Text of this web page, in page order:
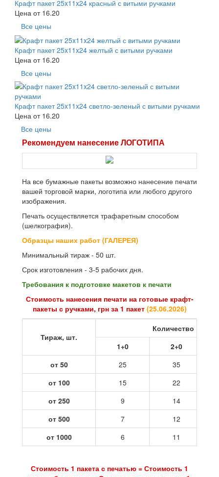
Крафт пакет 25x11x24 красный с витыми ручками
Цена от 16.20
Все цены
Крафт пакет 25x11x24 желтый с витыми ручками
Цена от 16.20
Все цены
Крафт пакет 25x11x24 светло-зеленый с витыми ручками
Цена от 16.20
Все цены
Рекомендуем нанесение ЛОГОТИПА
На все бумажные пакеты возможно нанесение печати
вашей торговой марки, логотипа или любого другого
изображения.
Печать осуществляется трафаретным способом
(шелкография).
Образцы наших работ (ГАЛЕРЕЯ)
Минимальный тираж - 50 шт.
Срок изготовления - 3-5 рабочих дня.
Требования к подготовке макетов к печати
Стоимость нанесения печати на готовые крафт-
пакеты с ручками, грн за 1 пакет (25.06.2026)
Тираж, шт.
Количество
1+0
2+0
от 50
25
35
от 100
15
22
от 250
9
14
от 500
7
12
от 1000
6 11
Стоимость 1 пакета с печатью = Стоимость 1